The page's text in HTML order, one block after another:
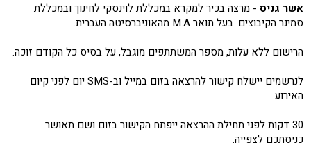
אשר גניס - מרצה בכיר למקרא במכללת לוינסקי לחינוך ובמכללת
סמינר הקיבוצים. בעל תואר M.A מהאוניברסיטה העברית.
הרישום ללא עלות, מספר המשתתפים מוגבל, על בסיס כל הקודם זוכה.
לנרשמים יישלח קישור להרצאה בזום במייל וב-SMS יום לפני קיום
האירוע.
30 דקות לפני תחילת ההרצאה ייפתח הקישור בזום ושם תאושר
כניסתכם לצפייה.